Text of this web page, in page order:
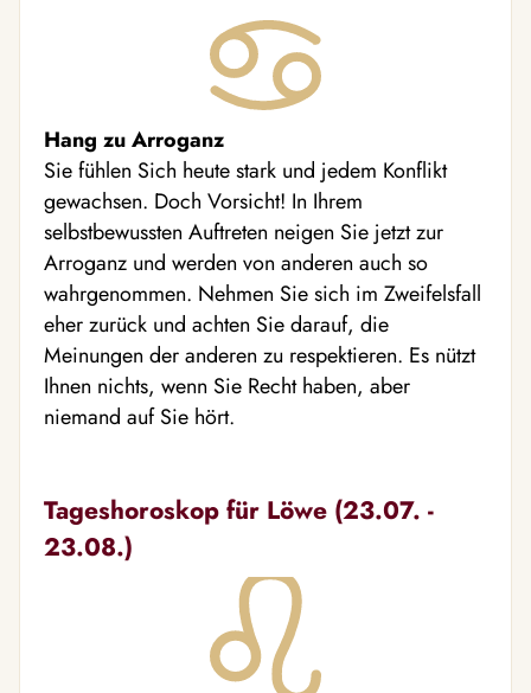
Hang zu Arroganz
Sie fühlen Sich heute stark und jedem Konflikt
gewachsen. Doch Vorsicht! In Ihrem
selbstbewussten Auftreten neigen Sie jetzt zur
Arroganz und werden von anderen auch so
wahrgenommen. Nehmen Sie sich im Zweifelsfall
eher zurück und achten Sie darauf, die
Meinungen der anderen zu respektieren. Es nützt
Ihnen nichts, wenn Sie Recht haben, aber
niemand auf Sie hört.
Tageshoroskop für Löwe (23.07. -
23.08.)